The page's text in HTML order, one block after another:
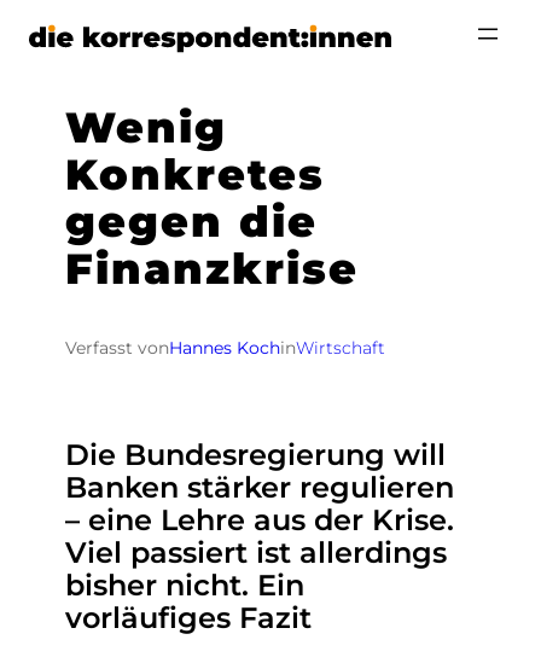
Zum
Wenig
Konkretes
gegen die
Finanzkrise
Verfasst vonHannes KochinWirtschaft
Die Bundesregierung will
Banken stärker regulieren
– eine Lehre aus der Krise.
Viel passiert ist allerdings
bisher nicht. Ein
vorläufiges Fazit